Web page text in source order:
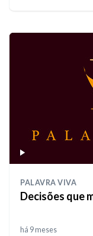
PALAVRA VIVA
Decisões que
há 9 meses